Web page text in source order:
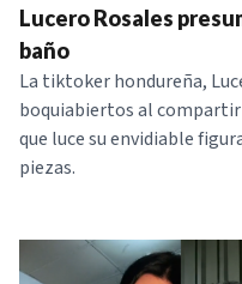
Lucero Rosales
baño
La tiktoker hondureña,
boquiabiertos al
que luce su envidiable
piezas.